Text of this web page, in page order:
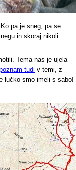
pa je sneg, pa se
in skoraj nikoli
Tema nas je ujela
poznam tudi v temi, z
lučko smo imeli s sabo!